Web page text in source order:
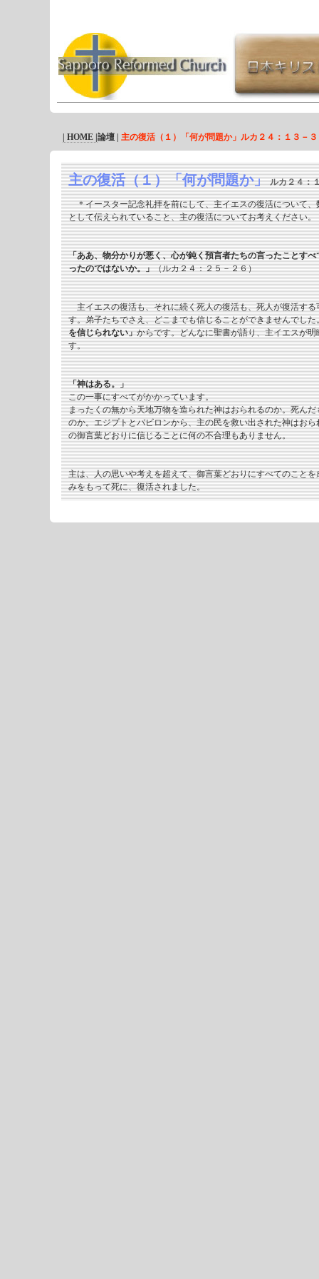
| HOME | 論壇 | 主の復活（１）「何が問題か」ルカ２４：１３－３
主の復活（１）「何が問題か」 ルカ２４：
＊イースター記念礼拝を前にして、主イエスの復活について、
として伝えられていること、主の復活についてお考えください。
「ああ、物分かりが悪く、心が鈍く預言者たちの言ったことす
ったのではないか。」（ルカ２４：２５－２６）
主イエスの復活も、それに続く死人の復活も、死人が復活する
す。弟子たちでさえ、どこまでも信じることができませんでした
を信じられない」からです。どんなに聖書が語り、主イエスが
す。
「神はある。」
この一事にすべてがかかっています。
まったくの無から天地万物を造られた神はおられるのか。死ん
のか。エジプトとバビロンから、主の民を救い出された神はお
の御言葉どおりに信じることに何の不合理もありません。
主は、人の思いや考えを超えて、御言葉どおりにすべてのこと
みをもって死に、復活されました。